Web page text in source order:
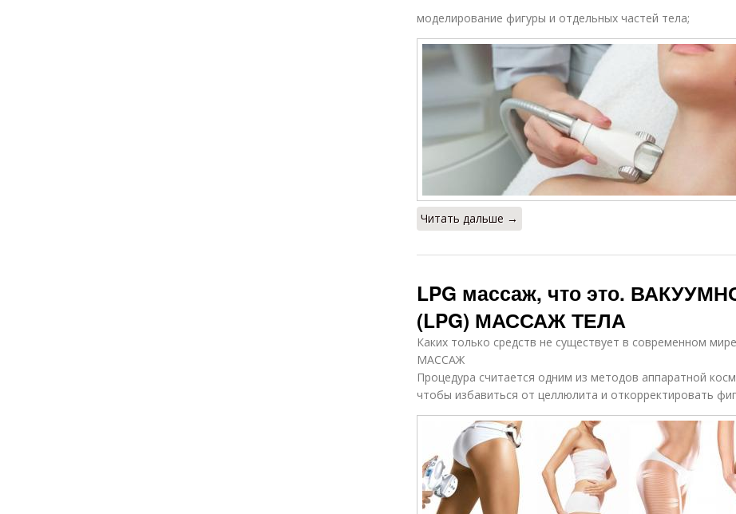
моделирование фигуры и отдельных частей тела;
Читать дальше →
LPG массаж, что это.
(LPG) МАССАЖ ТЕЛА
Каких только средств не существует в современном
МАССАЖ
Процедура считается одним из методов аппаратной
чтобы избавиться от целлюлита и откорректировать